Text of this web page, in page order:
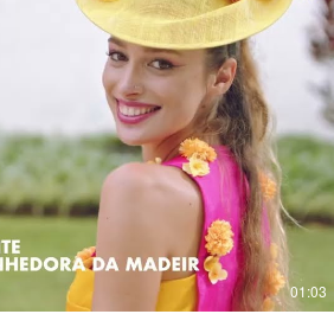
01:03